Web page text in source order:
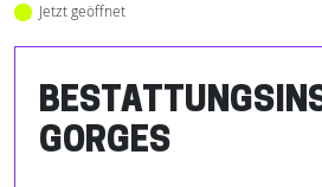
Jetzt geöffnet
GORGES